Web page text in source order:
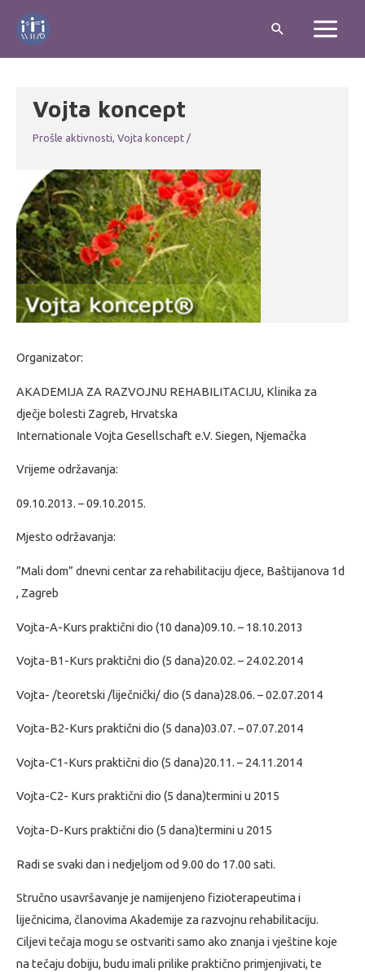
Search
Main
Vojta koncept
Prošle aktivnosti, Vojta koncept /
Organizator:
AKADEMIJA ZA RAZVOJNU REHABILITACIJU, Klinika za
dječje bolesti Zagreb, Hrvatska
Internationale Vojta Gesellschaft e.V. Siegen, Njemačka
Vrijeme održavanja:
09.10.2013. – 09.10.2015.
Mjesto održavanja:
”Mali dom” dnevni centar za rehabilitaciju djece, Baštijanova 1d
, Zagreb
Vojta-A-Kurs praktični dio (10 dana)09.10. – 18.10.2013
Vojta-B1-Kurs praktični dio (5 dana)20.02. – 24.02.2014
Vojta- /teoretski /liječnički/ dio (5 dana)28.06. – 02.07.2014
Vojta-B2-Kurs praktični dio (5 dana)03.07. – 07.07.2014
Vojta-C1-Kurs praktični dio (5 dana)20.11. – 24.11.2014
Vojta-C2- Kurs praktični dio (5 dana)termini u 2015
Vojta-D-Kurs praktični dio (5 dana)termini u 2015
Radi se svaki dan i nedjeljom od 9.00 do 17.00 sati.
Stručno usavršavanje je namijenjeno fizioterapeutima i
liječnicima, članovima Akademije za razvojnu rehabilitaciju.
Ciljevi tečaja mogu se ostvariti samo ako znanja i vještine koje
na tečaju dobiju, budu imali prilike praktično primjenjivati, te